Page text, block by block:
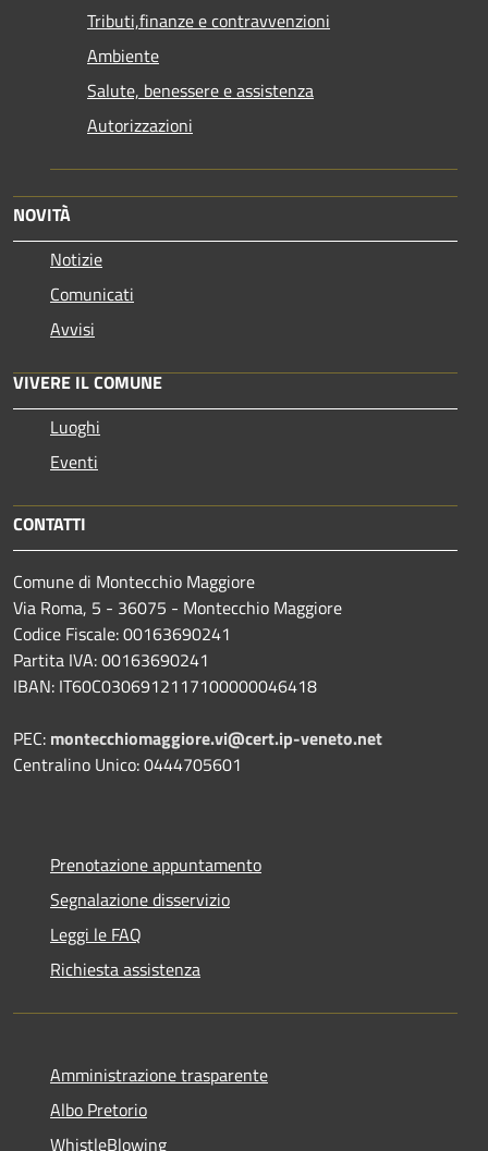
Tributi,finanze e contravvenzioni
Ambiente
Salute, benessere e assistenza
Autorizzazioni
NOVITÀ
Notizie
Comunicati
Avvisi
VIVERE IL COMUNE
Luoghi
Eventi
CONTATTI
Comune di Montecchio Maggiore
Via Roma, 5 - 36075 - Montecchio Maggiore
Codice Fiscale: 00163690241
Partita IVA: 00163690241
IBAN: IT60C0306912117100000046418
PEC: montecchiomaggiore.vi@cert.ip-veneto.net
Centralino Unico: 0444705601
Prenotazione appuntamento
Segnalazione disservizio
Leggi le FAQ
Richiesta assistenza
Amministrazione trasparente
Albo Pretorio
WhistleBlowing